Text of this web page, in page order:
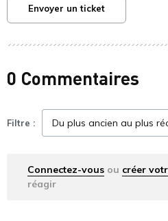
Envoyer un ticket
0 Commentaires
Filtre :
Connectez-vous ou créer
réagir